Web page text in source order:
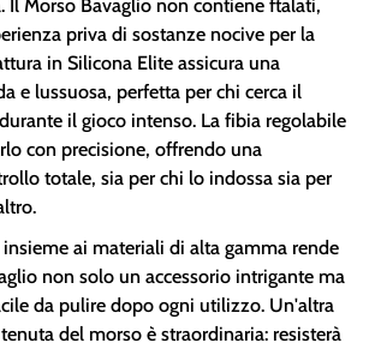
Il Morso Bavaglio non contiene ftalati,
priva di sostanze nocive per la
in Silicona Elite assicura una
e lussuosa, perfetta per chi cerca il
il gioco intenso. La fibia regolabile
con precisione, offrendo una
totale, sia per chi lo indossa sia per
ai materiali di alta gamma rende
non solo un accessorio intrigante ma
da pulire dopo ogni utilizzo. Un'altra
del morso è straordinaria: resisterà